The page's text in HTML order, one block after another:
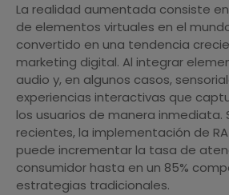
La realidad aumentada consiste
de elementos virtuales en el
convertido en una tendencia
marketing digital. Al integrar
audio y, en algunos casos,
experiencias interactivas que
los usuarios de manera inmediata.
recientes, la implementación de
puede incrementar la tasa de
consumidor hasta en un 85%
estrategias tradicionales.